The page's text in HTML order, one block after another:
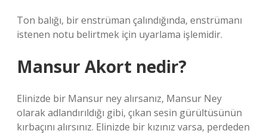
Ton balığı, bir enstrüman çalındığında, enstrümanı
istenen notu belirtmek için uyarlama işlemidir.
Mansur Akort nedir?
Elinizde bir Mansur ney alırsanız, Mansur Ney
olarak adlandırıldığı gibi, çıkan sesin gürültüsünün
kırbaçını alırsınız. Elinizde bir kızınız varsa, perdeden